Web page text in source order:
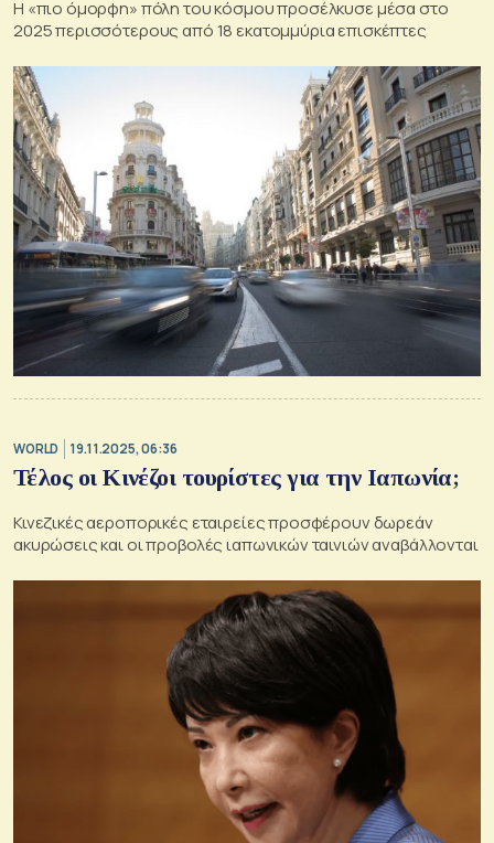
Η «πιο όμορφη» πόλη του κόσμου προσέλκυσε μέσα στο
2025 περισσότερους από 18 εκατομμύρια επισκέπτες
WORLD 19.11.2025, 06:36
Τέλος οι Κινέζοι τουρίστες για την Ιαπωνία;
Κινεζικές αεροπορικές εταιρείες προσφέρουν δωρεάν
ακυρώσεις και οι προβολές ιαπωνικών ταινιών αναβάλλονται